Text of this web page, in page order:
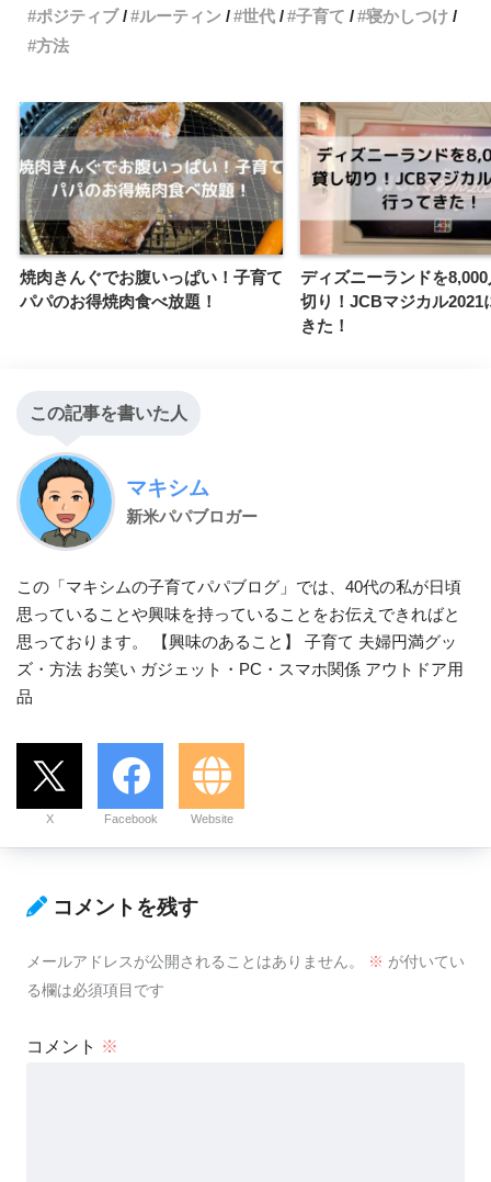
ポジティブ ルーティン 世代 子育て
寝かしつけ
方法
焼肉きんぐでお腹いっぱい！子育て
パパのお得焼肉食べ放題！
ディズニーランドを
切り！JCBマジカル2021
きた！
この記事を書いた人
マキシム
新米パパブロガー
この「マキシムの子育てパパブログ」では、40代の私が日頃
思っていることや興味を持っていることをお伝えできればと
思っております。 【興味のあること】 子育て 夫婦円満グッ
ズ・方法 お笑い ガジェット・PC・スマホ関係 アウトドア用
品
X Facebook Website
コメントを残す
メールアドレスが公開されることはありません。 ※ が付いてい
る欄は必須項目です
コメント ※